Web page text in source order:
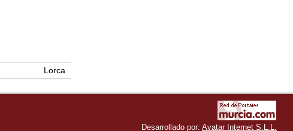
Lorca
Desarrollado por: Avatar Internet S.L.L.